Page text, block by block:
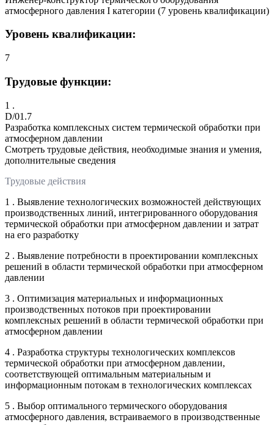
атмосферного давления I категории (7 уровень квалификации)
Уровень квалификации:
7
Трудовые функции:
1 .
D/01.7
Разработка комплексных систем термической обработки при
атмосферном давлении
Смотреть трудовые действия, необходимые знания и умения,
дополнительные сведения
Трудовые действия
1 . Выявление технологических возможностей действующих
производственных линий, интегрированного оборудования
термической обработки при атмосферном давлении и затрат
на его разработку
2 . Выявление потребности в проектировании комплексных
решений в области термической обработки при атмосферном
давлении
3 . Оптимизация материальных и информационных
производственных потоков при проектировании
комплексных решений в области термической обработки при
атмосферном давлении
4 . Разработка структуры технологических комплексов
термической обработки при атмосферном давлении,
соответствующей оптимальным материальным и
информационным потокам в технологических комплексах
5 . Выбор оптимального термического оборудования
атмосферного давления, встраиваемого в производственные